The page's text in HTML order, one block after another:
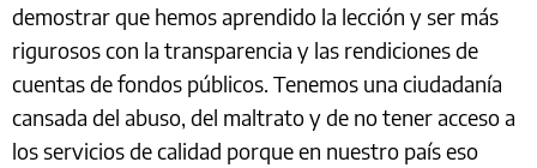
demostrar que hemos aprendido la lección y ser más
rigurosos con la transparencia y las rendiciones de
cuentas de fondos públicos. Tenemos una ciudadanía
cansada del abuso, del maltrato y de no tener acceso a
los servicios de calidad porque en nuestro país eso